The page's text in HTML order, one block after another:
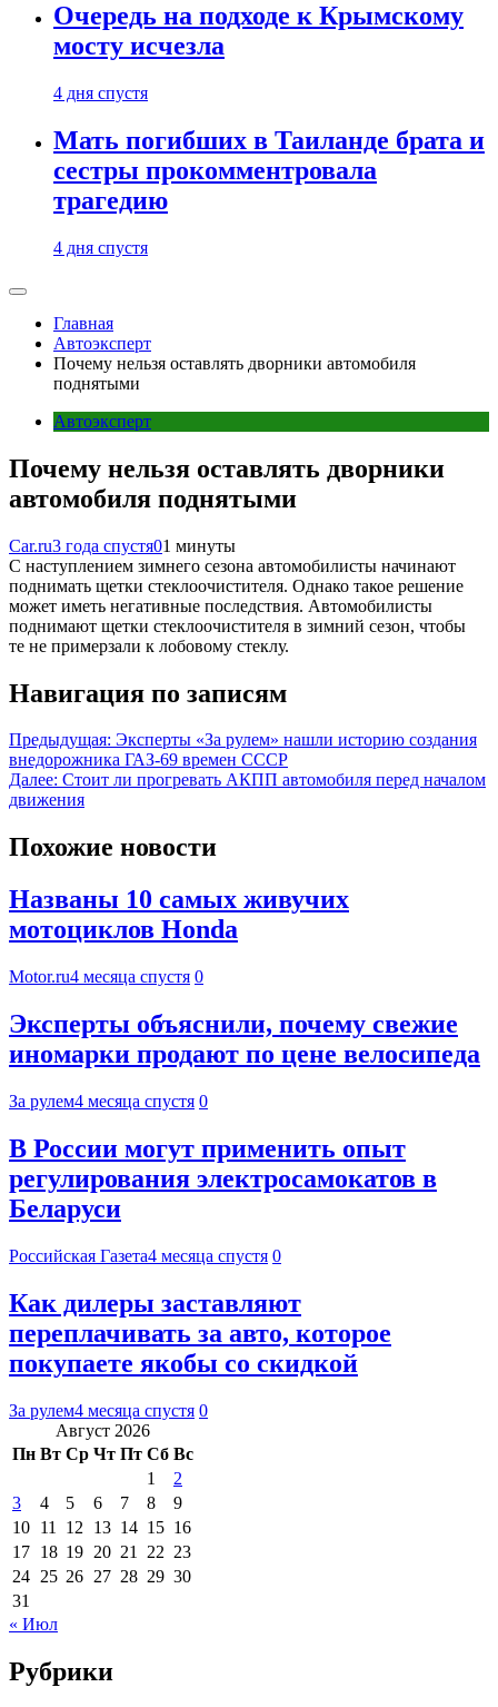
Очередь на подходе к Крымскому
мосту исчезла
4 дня спустя
Мать погибших в Таиланде брата и
сестры прокомментровала
трагедию
4 дня спустя
Главная
Автоэксперт
Почему нельзя оставлять дворники автомобиля
поднятыми
Автоэксперт
Почему нельзя оставлять дворники
автомобиля поднятыми
Car.ru3 года спустя01 минуты
С наступлением зимнего сезона автомобилисты начинают
поднимать щетки стеклоочистителя. Однако такое решение
может иметь негативные последствия. Автомобилисты
поднимают щетки стеклоочистителя в зимний сезон, чтобы
те не примерзали к лобовому стеклу.
Навигация по записям
Предыдущая: Эксперты «За рулем» нашли историю создания
внедорожника ГАЗ-69 времен СССР
Далее: Стоит ли прогревать АКПП автомобиля перед началом
движения
Похожие новости
Названы 10 самых живучих
мотоциклов Honda
Motor.ru4 месяца спустя 0
Эксперты объяснили, почему свежие
иномарки продают по цене велосипеда
За рулем4 месяца спустя 0
В России могут применить опыт
регулирования электросамокатов в
Беларуси
Российская Газета4 месяца спустя 0
Как дилеры заставляют
переплачивать за авто, которое
покупаете якобы со скидкой
За рулем4 месяца спустя 0
Август 2026
Пн Вт Ср Чт Пт Сб Вс
1
2
3
4 5 6 7 8
9
10 11 12 13 14 15 16
17 18 19 20 21 22 23
24 25 26 27 28 29 30
31
« Июл
Рубрики